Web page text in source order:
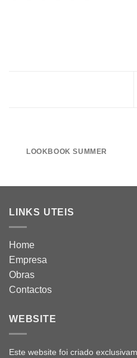
LOOKBOOK SUMMER
LINKS UTEIS
Home
Empresa
Obras
Contactos
WEBSITE
Este website foi criado